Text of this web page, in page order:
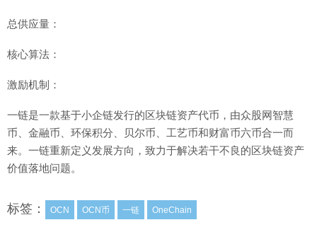
总供应量：
核心算法：
激励机制：
一链是一款基于小企链发行的区块链资产代币，由众股网智慧
币、金融币、环保积分、贝尔币、工艺币和财富币六币合一而
来。一链重新定义发展方向，致力于解决若干不良的区块链资产
价值落地问题。
标签： OCN OCN币 一链 OneChain